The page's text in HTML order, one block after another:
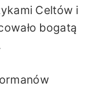
Celtów i
bogatą